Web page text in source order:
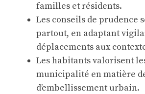
familles et résidents.
Les conseils de prudence
partout, en adaptant
déplacements aux
Les habitants valorisent
municipalité en matière
d’embellissement urbain.